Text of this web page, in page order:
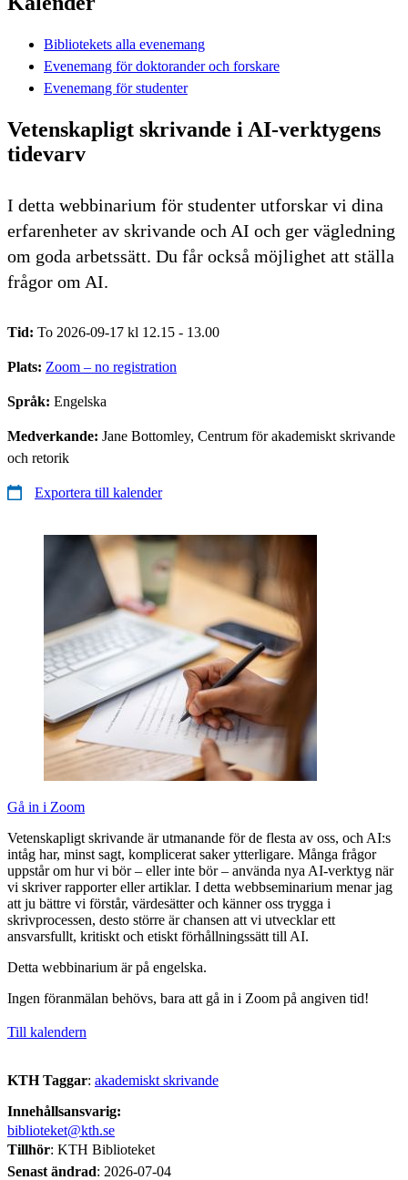
Bibliotekets alla evenemang
Evenemang för doktorander och forskare
Evenemang för studenter
Vetenskapligt skrivande i AI-verktygens
tidevarv
I detta webbinarium för studenter utforskar vi dina
erfarenheter av skrivande och AI och ger vägledning
om goda arbetssätt. Du får också möjlighet att ställa
frågor om AI.
Tid: To 2026-09-17 kl 12.15 - 13.00
Plats: Zoom – no registration
Språk: Engelska
Medverkande: Jane Bottomley, Centrum för akademiskt skrivande
och retorik
Exportera till kalender
Gå in i Zoom
Vetenskapligt skrivande är utmanande för de flesta av oss, och AI:s
intåg har, minst sagt, komplicerat saker ytterligare. Många frågor
uppstår om hur vi bör – eller inte bör – använda nya AI-verktyg när
vi skriver rapporter eller artiklar. I detta webbseminarium menar jag
att ju bättre vi förstår, värdesätter och känner oss trygga i
skrivprocessen, desto större är chansen att vi utvecklar ett
ansvarsfullt, kritiskt och etiskt förhållningssätt till AI.
Detta webbinarium är på engelska.
Ingen föranmälan behövs, bara att gå in i Zoom på angiven tid!
Till kalendern
KTH Taggar: akademiskt skrivande
Innehållsansvarig:
biblioteket@kth.se
Tillhör: KTH Biblioteket
Senast ändrad: 2026-07-04